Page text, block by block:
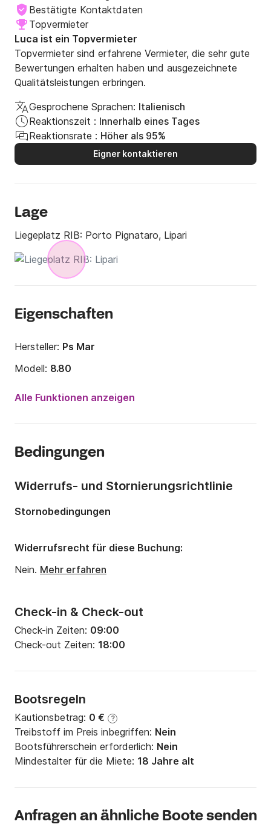
Bestätigte Kontaktdaten
Topvermieter
Luca ist ein Topvermieter
Topvermieter sind erfahrene Vermieter, die sehr gute
Bewertungen erhalten haben und ausgezeichnete
Qualitätsleistungen erbringen.
Gesprochene Sprachen: Italienisch
Reaktionszeit : Innerhalb eines Tages
Reaktionsrate : Höher als 95%
Eigner kontaktieren
Lage
Liegeplatz RIB: Porto Pignataro, Lipari
Eigenschaften
Hersteller: Ps Mar
Modell: 8.80
Motorleistung:
Anzahl Plätze an Bord:
Alle Funktionen anzeigen
Bedingungen
Check-in & Check-out
Check-in Zeiten: 09:00
Check-out Zeiten: 18:00
Bootsregeln
Kautionsbetrag: 0 € ?
Treibstoff im Preis inbegriffen: Nein
Bootsführerschein erforderlich: Nein
Mindestalter für die Miete: 18 Jahre alt
Widerrufs- und Stornierungsrichtlinie
Stornobedingungen
Widerrufsrecht für diese Buchung:
Nein. Mehr erfahren
Anfragen an ähnliche Boote senden